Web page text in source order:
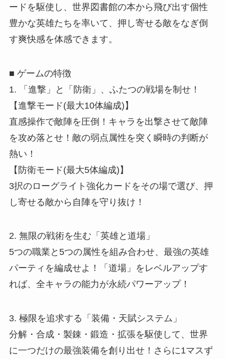
ードを駆使し、世界図書館の本から飛び出す個性
豊かな英雄たちを率いて、押し寄せる敵をなぎ倒
す爽快感を体感できます。
■ ゲームの特徴
1. 「進撃」と「防衛」、ふたつの戦場を制せ！
【進撃モード(最大10体編成)】
直感操作で敵陣を圧倒！キャラを出撃させて敵陣
を攻め落とせ！敵の弱点属性を突く瞬時の判断が
熱い！
【防衛モード(最大5体編成)】
3択のローグライト強化カードをその場で選び、押
し寄せる敵から自陣を守り抜け！
2. 無限の戦術を生む「英雄と道場」
5つの職業と5つの属性を組み合わせ、最強の英雄
パーティを編成せよ！「道場」をレベルアップす
れば、全キャラの能力が永続パワーアップ！
3. 極限を追求する「装備・天賦システム」
分解・合成・製錬・鍛造・拡張を駆使して、世界
に一つだけの最強装備を創り出せ！さらに1マスず